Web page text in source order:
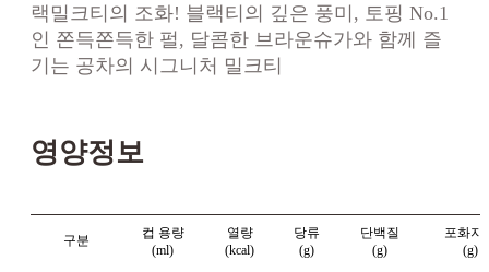
랙밀크티의 조화! 블랙티의 깊은 풍미, 토핑 No.1
인 쫀득쫀득한 펄, 달콤한 브라운슈가와 함께 즐
기는 공차의 시그니처 밀크티
영양정보
구분
컵 용량
(ml)
열량
(kcal)
당류
(g)
단백질
(g)
포화지
(g)